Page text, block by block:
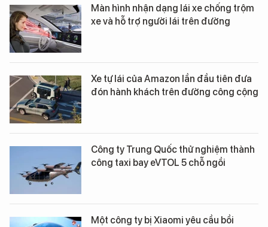
Màn hình nhận dạng lái xe chống trộm
xe và hỗ trợ người lái trên đường
Xe tự lái của Amazon lần đầu tiên đưa
đón hành khách trên đường công cộng
Công ty Trung Quốc thử nghiệm thành
công taxi bay eVTOL 5 chỗ ngồi
Một công ty bị Xiaomi yêu cầu bồi